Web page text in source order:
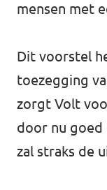
mensen met
Dit voorstel
toezegging
zorgt Volt
door nu goed
zal straks de